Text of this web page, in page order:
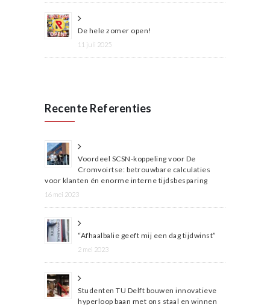
De hele zomer open!
11 juli 2025
Recente Referenties
Voordeel SCSN-koppeling voor De
Cromvoirtse: betrouwbare calculaties
voor klanten én enorme interne tijdsbesparing
16 mei 2023
“Afhaalbalie geeft mij een dag tijdwinst”
2 mei 2023
Studenten TU Delft bouwen innovatieve
hyperloop baan met ons staal en winnen